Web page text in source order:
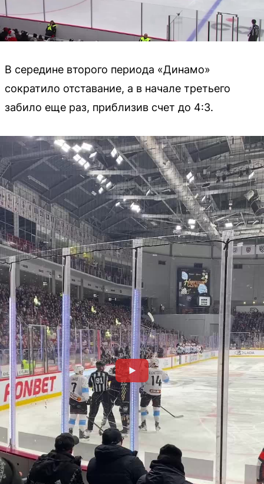
В середине второго периода «Динамо»
сократило отставание, а в начале третьего
забило еще раз, приблизив счет до 4:3.